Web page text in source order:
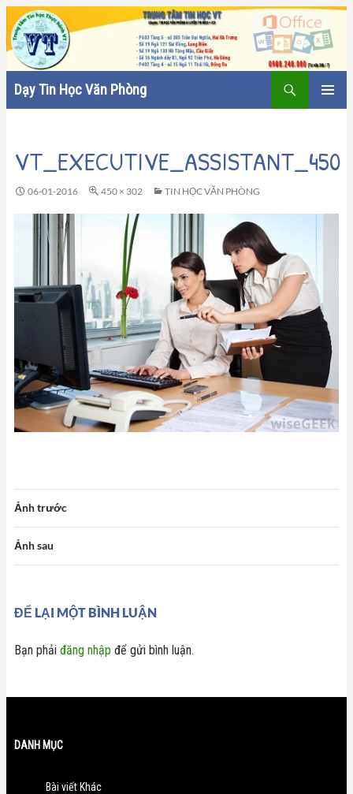
Dạy Tin Học Văn Phòng
kiếm
DUNG
VT_EXECUTIVE_ASSISTANT_450
06-01-2016 450 × 302 TIN HỌC VĂN PHÒNG
Ảnh trước
Ảnh sau
ĐỂ LẠI MỘT BÌNH LUẬN
Bạn phải đăng nhập để gửi bình luận.
DANH MỤC
Bài viết Khác